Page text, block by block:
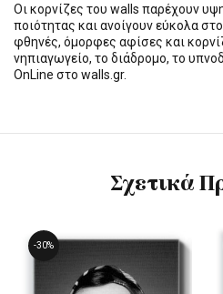
Οι κορνίζες του walls παρέχουν
ποιότητας και ανοίγουν εύκολα
φθηνές, όμορφες αφίσες και
νηπιαγωγείο, το διάδρομο, το
OnLine στο walls.gr.
Σχετικά
-30%